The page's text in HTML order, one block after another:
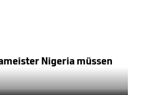
Nigeria müssen